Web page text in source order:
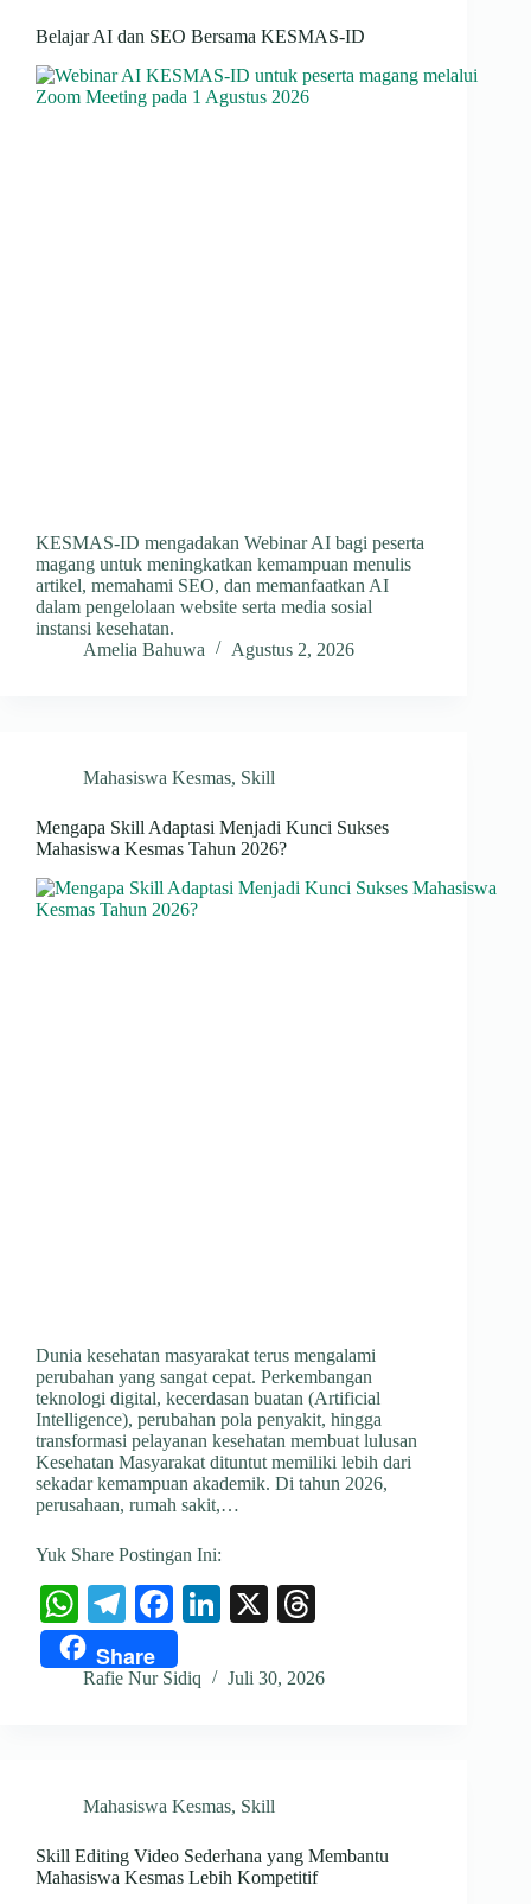
Belajar AI dan SEO Bersama KESMAS-ID
KESMAS-ID mengadakan Webinar AI bagi peserta
magang untuk meningkatkan kemampuan menulis
artikel, memahami SEO, dan memanfaatkan AI
dalam pengelolaan website serta media sosial
instansi kesehatan.
Amelia Bahuwa
Agustus 2, 2026
Mahasiswa Kesmas, Skill
Mengapa Skill Adaptasi Menjadi Kunci Sukses
Mahasiswa Kesmas Tahun 2026?
Dunia kesehatan masyarakat terus mengalami
perubahan yang sangat cepat. Perkembangan
teknologi digital, kecerdasan buatan (Artificial
Intelligence), perubahan pola penyakit, hingga
transformasi pelayanan kesehatan membuat lulusan
Kesehatan Masyarakat dituntut memiliki lebih dari
sekadar kemampuan akademik. Di tahun 2026,
perusahaan, rumah sakit,…
Yuk Share Postingan Ini:
W
ha
ts
Te
le
gr
Fa
ce
bo
Li
ed
X
ea
Share
Rafie Nur Sidiq Juli 30, 2026
Mahasiswa Kesmas, Skill
Skill Editing Video Sederhana yang Membantu
Mahasiswa Kesmas Lebih Kompetitif